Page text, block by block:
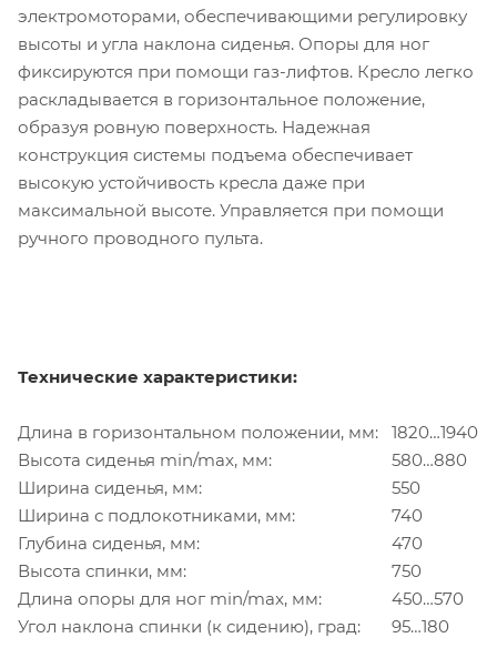
электромоторами, обеспечивающими регулировку
высоты и угла наклона сиденья. Опоры для ног
фиксируются при помощи газ-лифтов. Кресло легко
раскладывается в горизонтальное положение,
образуя ровную поверхность. Надежная
конструкция системы подъема обеспечивает
высокую устойчивость кресла даже при
максимальной высоте. Управляется при помощи
ручного проводного пульта.
Технические характеристики:
Длина в горизонтальном положении, мм:
1820…1940
Высота сиденья min/max, мм:
580…880
Ширина сиденья, мм:
550
Ширина с подлокотниками, мм:
740
Глубина сиденья, мм:
470
Высота спинки, мм:
750
Длина опоры для ног min/max, мм:
450…570
Угол наклона спинки (к сидению), град:
95…180